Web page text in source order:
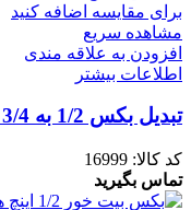
برای مقایسه اضافه کنید
مشاهده سریع
افزودن به علاقه مندی
اطلاعات بیشتر
تبدیل بکس 1/2 به 3/4 هنس
کد کالا: 16999
تماس بگیرید